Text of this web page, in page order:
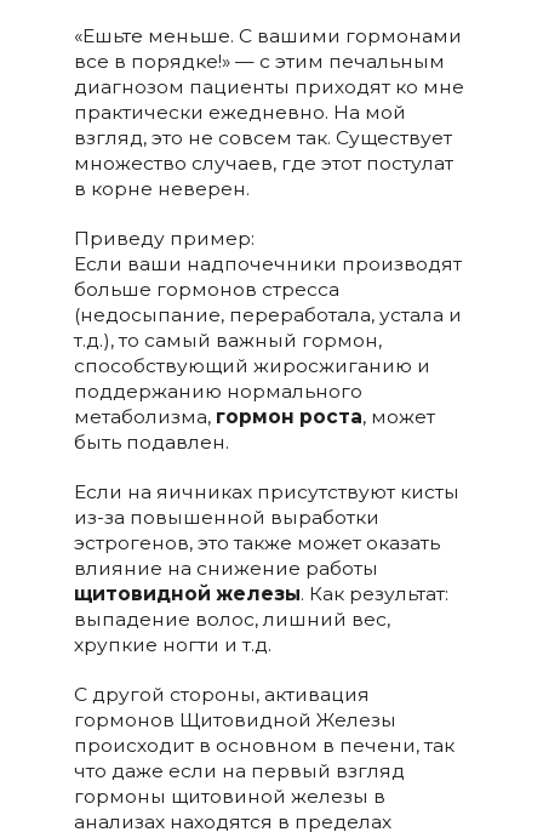
«Ешьте меньше. С вашими гормонами
все в порядке!» — с этим печальным
диагнозом пациенты приходят ко мне
практически ежедневно. На мой
взгляд, это не совсем так. Существует
множество случаев, где этот постулат
в корне неверен.
Приведу пример:
Если ваши надпочечники производят
больше гормонов стресса
(недосыпание, переработала, устала и
т.д.), то самый важный гормон,
способствующий жиросжиганию и
поддержанию нормального
метаболизма, гормон роста, может
быть подавлен.
Если на яичниках присутствуют кисты
из-за повышенной выработки
эстрогенов, это также может оказать
влияние на снижение работы
щитовидной железы. Как результат:
выпадение волос, лишний вес,
хрупкие ногти и т.д.
С другой стороны, активация
гормонов Щитовидной Железы
происходит в основном в печени, так
что даже если на первый взгляд
гормоны щитовиной железы в
анализах находятся в пределах